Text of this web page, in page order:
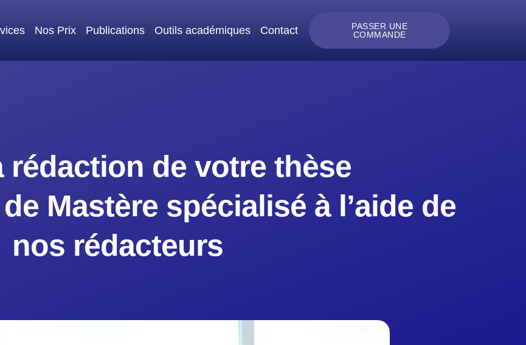
Nos Prix Publications Outils académiques Contact
PASSER UNE
COMMANDE
rédaction de votre thèse
Mastère spécialisé à l’aide de
nos rédacteurs